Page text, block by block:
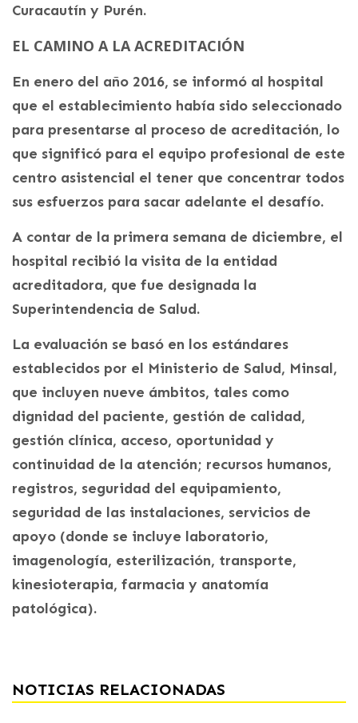
Curacautín y Purén.
EL CAMINO A LA ACREDITACIÓN
En enero del año 2016, se informó al hospital
que el establecimiento había sido seleccionado
para presentarse al proceso de acreditación, lo
que significó para el equipo profesional de este
centro asistencial el tener que concentrar todos
sus esfuerzos para sacar adelante el desafío.
A contar de la primera semana de diciembre, el
hospital recibió la visita de la entidad
acreditadora, que fue designada la
Superintendencia de Salud.
La evaluación se basó en los estándares
establecidos por el Ministerio de Salud, Minsal,
que incluyen nueve ámbitos, tales como
dignidad del paciente, gestión de calidad,
gestión clínica, acceso, oportunidad y
continuidad de la atención; recursos humanos,
registros, seguridad del equipamiento,
seguridad de las instalaciones, servicios de
apoyo (donde se incluye laboratorio,
imagenología, esterilización, transporte,
kinesioterapia, farmacia y anatomía
patológica).
NOTICIAS RELACIONADAS